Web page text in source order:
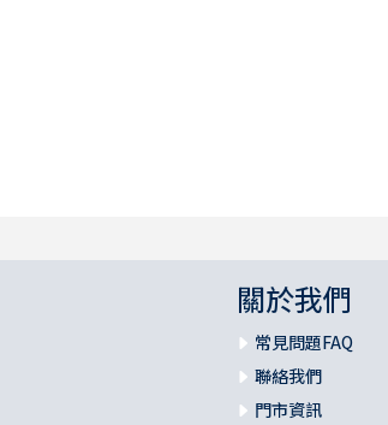
關於我們
常見問題FAQ
聯絡我們
門市資訊